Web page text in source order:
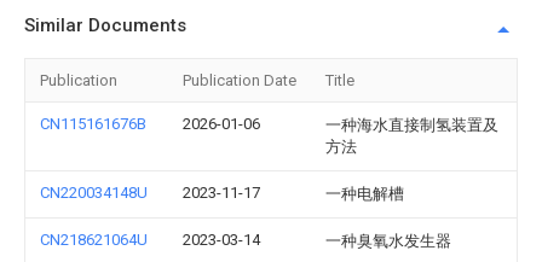
Similar Documents
Publication Publication Date Title
CN115161676B 2026-01-06
一种海水直接制氢装置及
方法
CN220034148U 2023-11-17 一种电解槽
CN218621064U 2023-03-14 一种臭氧水发生器